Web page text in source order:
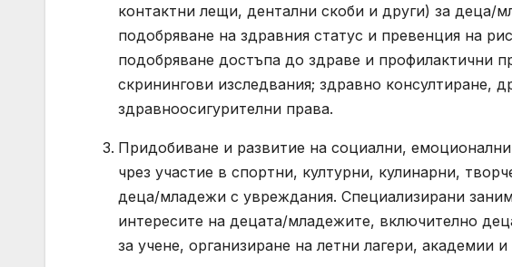
контактни лещи, дентални скоби и други) за деца/
подобряване на здравния статус и превенция на
подобряване достъпа до здраве и профилактични
скринингови изследвания; здравно консултиране,
здравноосигурителни права.
Придобиване и развитие на социални,
чрез участие в спортни, културни, кулинарни,
деца/младежи с увреждания. Специализирани
интересите на децата/младежите, включително
за учене, организиране на летни лагери, академии и